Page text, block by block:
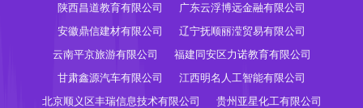
陕西昌道教育有限公司
广东云浮博远金融有限公司
安徽鼎信建材有限公司
辽宁抚顺丽滢贸易有限公司
云南平京旅游有限公司
福建同安区力诺教育有限公司
甘肃鑫源汽车有限公司
江西明名人工智能有限公司
北京顺义区丰瑞信息技术有限公司
贵州亚星化工有限公司